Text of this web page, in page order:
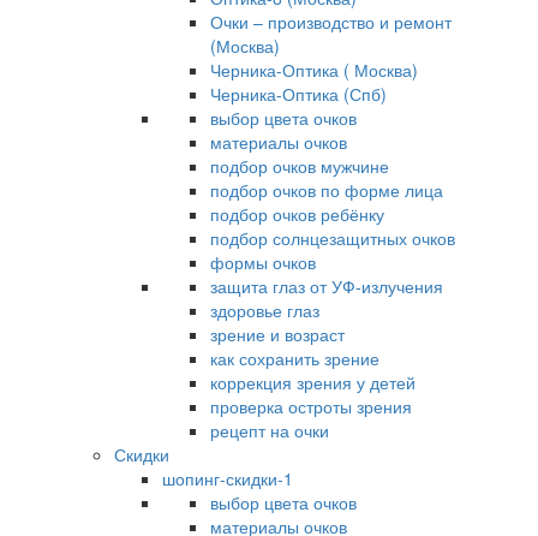
Очки – производство и ремонт
(Москва)
Черника-Оптика ( Москва)
Черника-Оптика (Спб)
выбор цвета очков
материалы очков
подбор очков мужчине
подбор очков по форме лица
подбор очков ребёнку
подбор солнцезащитных очков
формы очков
защита глаз от УФ-излучения
здоровье глаз
зрение и возраст
как сохранить зрение
коррекция зрения у детей
проверка остроты зрения
рецепт на очки
Скидки
шопинг-скидки-1
выбор цвета очков
материалы очков